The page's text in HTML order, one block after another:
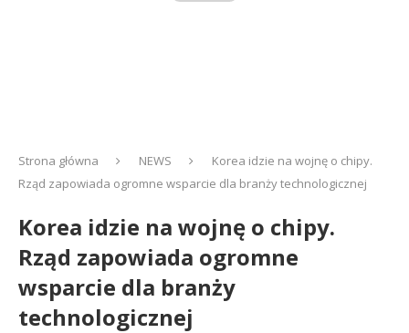
Strona główna NEWS
Korea idzie na wojnę o chipy.
Rząd zapowiada ogromne wsparcie dla branży technologicznej
Korea idzie na wojnę o chipy.
Rząd zapowiada ogromne
wsparcie dla branży
technologicznej